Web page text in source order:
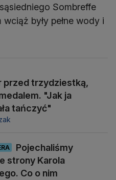
Sombreffe
były pełne wody i
przed trzydziestką,
"Jak ja
tańczyć"
Pojechaliśmy
strony Karola
Co o nim